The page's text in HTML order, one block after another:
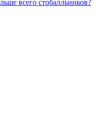
всего стобалльников?